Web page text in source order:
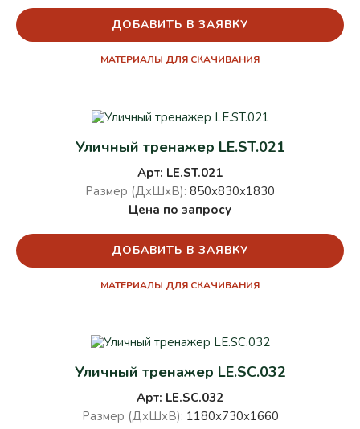
ДОБАВИТЬ В ЗАЯВКУ
МАТЕРИАЛЫ ДЛЯ СКАЧИВАНИЯ
Уличный тренажер LE.ST.021
Арт: LE.ST.021
Размер (ДхШхВ): 850х830х1830
Цена по запросу
ДОБАВИТЬ В ЗАЯВКУ
МАТЕРИАЛЫ ДЛЯ СКАЧИВАНИЯ
Уличный тренажер LE.SC.032
Арт: LE.SC.032
Размер (ДхШхВ): 1180х730х1660